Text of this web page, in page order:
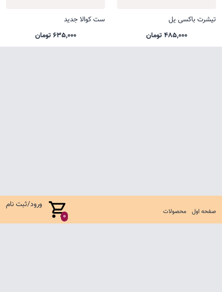
صفحه اول محصولات 0
ورود/ثبت نام
تیشرت باکسی یل
485,000 تومان
ست کوالا جدید
635,000 تومان